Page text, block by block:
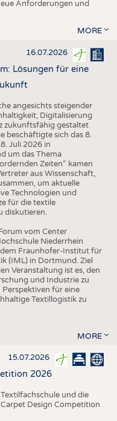
Anforderungen und
MORE
16.07.2026
Lösungen für eine
angesichts steigender
Digitalisierung
zukunftsfähig gestaltet
beschäftigte sich das 8.
Juli 2026 in
um das Thema
Zeiten“ kamen
aus Wissenschaft,
um aktuelle
Technologien und
für die textile
diskutieren.
vom Center
Niederrhein
Fraunhofer-Institut für
(IML) in Dortmund. Ziel
Veranstaltung ist es, den
und Industrie zu
für eine
Textillogistik zu
MORE
15.07.2026
2026
und die
Design Competition